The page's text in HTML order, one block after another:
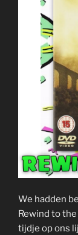
We hadden
Rewind to
tijdje op ons